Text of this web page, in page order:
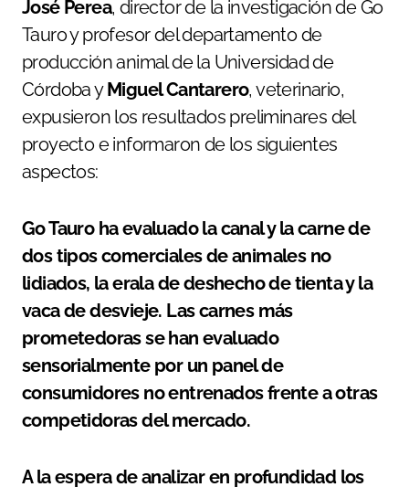
José Perea, director de la investigación de Go
Tauro y profesor del departamento de
producción animal de la Universidad de
Córdoba yMiguel Cantarero, veterinario,
expusieron los resultados preliminares del
proyecto e informaron de los siguientes
aspectos:
Go Tauro ha evaluado la canal y la carne de
dos tipos comerciales de animales no
lidiados, la erala de deshecho de tienta y la
vaca de desvieje. Las carnes más
prometedoras se han evaluado
sensorialmente por un panel de
consumidores no entrenados frente a otras
competidoras del mercado.
A la espera de analizar en profundidad los